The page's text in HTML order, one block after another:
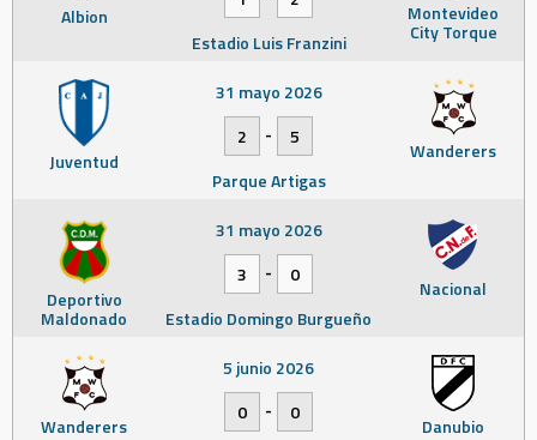
Albion Montevideo
City Torque
Estadio Luis Franzini
Juventud Wanderers
31 mayo 2026
2
-
5
Parque Artigas
Deportivo
Maldonado
Nacional
31 mayo 2026
3
-
0
Estadio Domingo Burgueño
Wanderers Danubio
5 junio 2026
0
-
0